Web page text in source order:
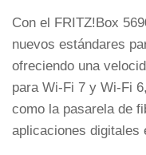
Con el FRITZ!Box
nuevos estándares
ofreciendo una
para Wi-Fi 7 y Wi-Fi
como la pasarela de
aplicaciones digitales